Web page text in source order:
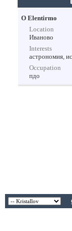
О Elentirmo
Location
Иваново
Interests
астрономия,
Occupation
пдо